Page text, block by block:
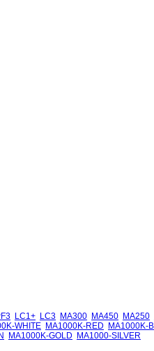
LC1+ LC3 MA300 MA450 MA250
WHITE MA1000K-RED MA1000K-
MA1000K-GOLD MA1000-SILVER